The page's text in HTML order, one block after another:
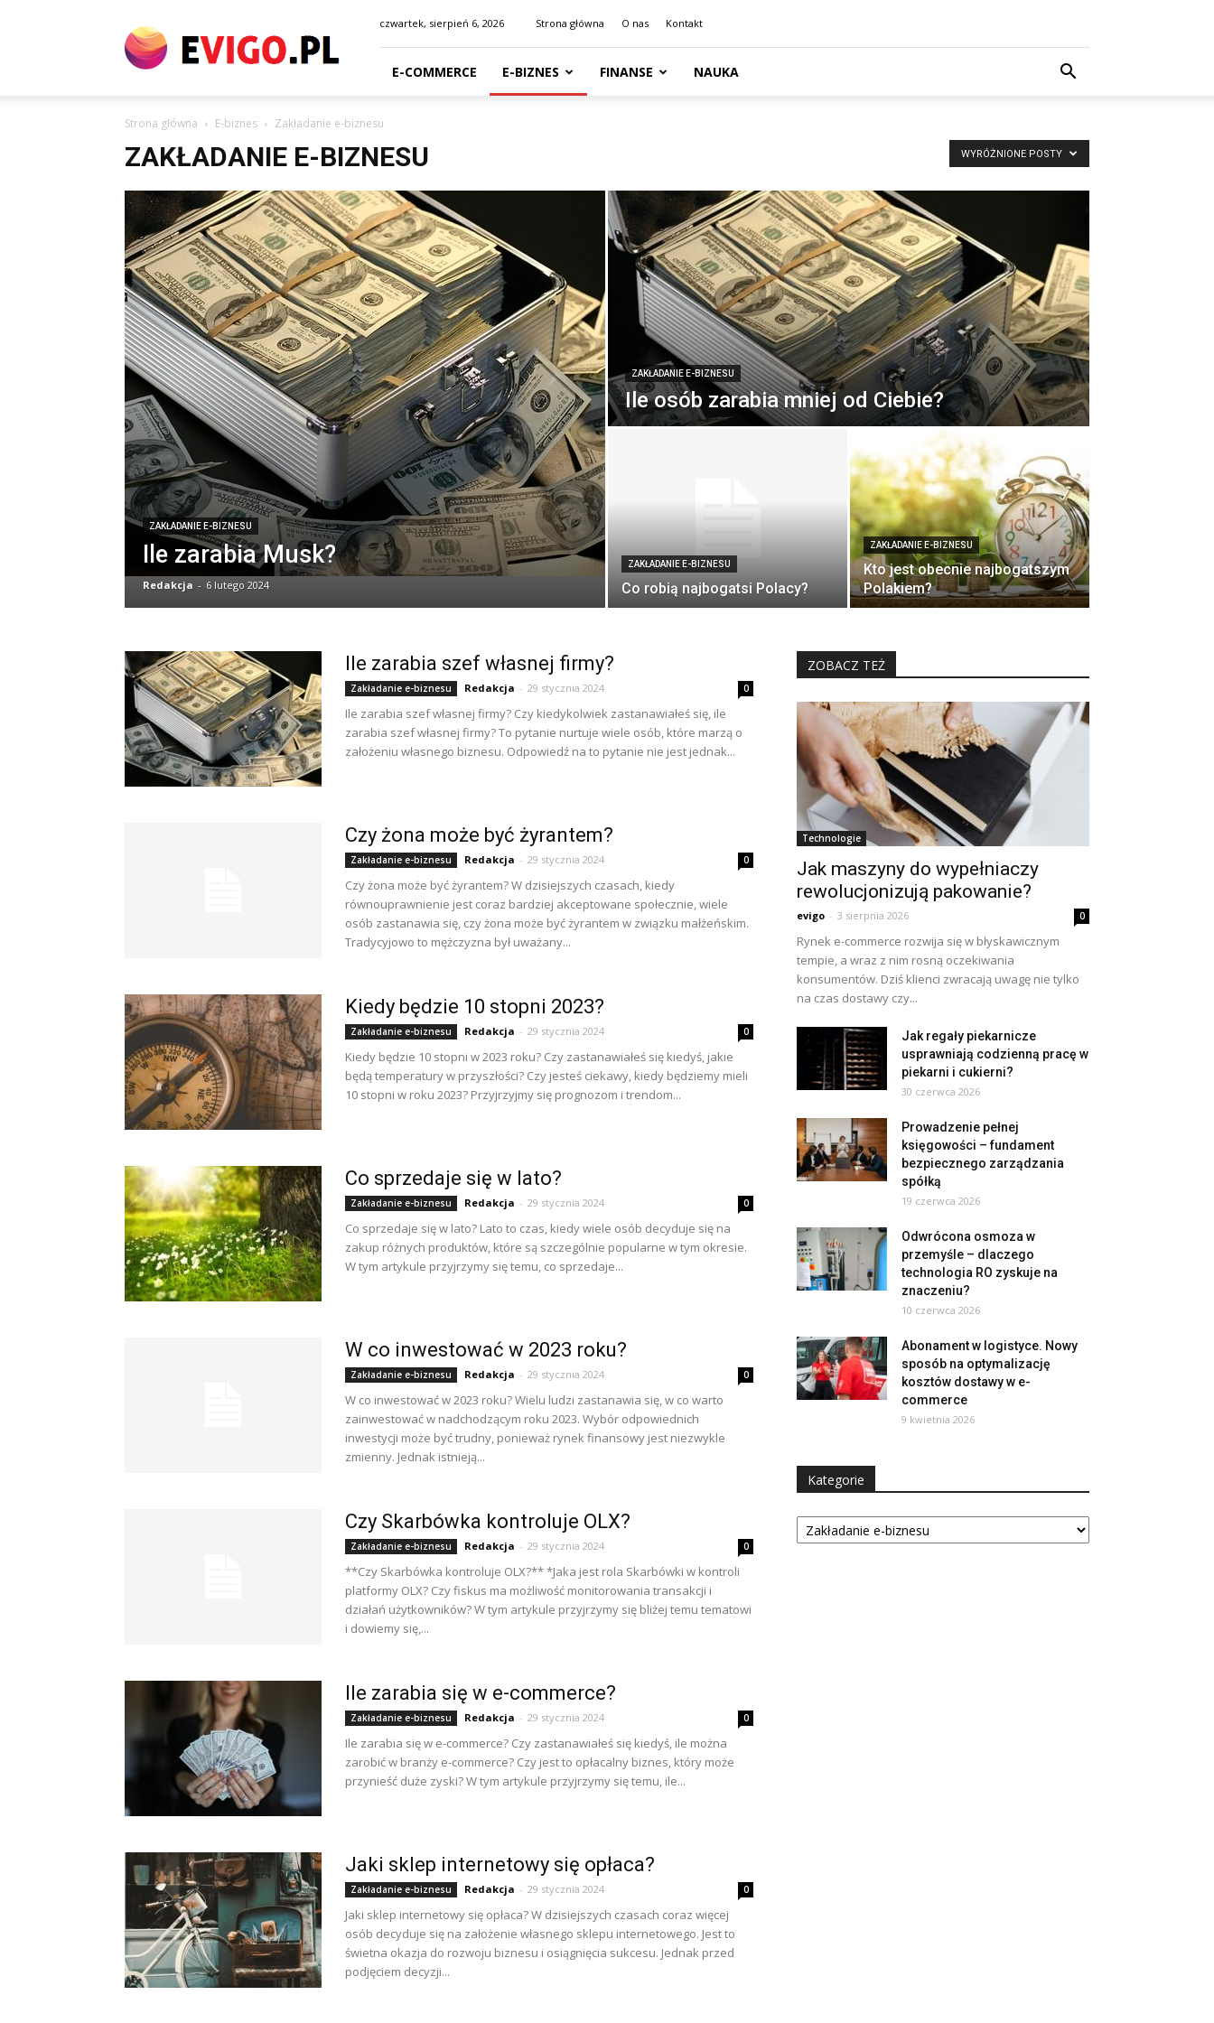
czwartek, sierpień 6, 2026 Strona główna O nas Kontakt
E-COMMERCE E-BIZNES FINANSE NAUKA
Strona główna E-biznes Zakładanie e-biznesu
ZAKŁADANIE E-BIZNESU WYRÓŻNIONE POSTY
ZAKŁADANIE E-BIZNESU
Ile zarabia Musk?
Redakcja - 6 lutego 2024
ZAKŁADANIE E-BIZNESU
Ile osób zarabia mniej od Ciebie?
ZAKŁADANIE E-BIZNESU
Co robią najbogatsi Polacy?
ZAKŁADANIE E-BIZNESU
Kto jest obecnie najbogatszym
Polakiem?
Ile zarabia szef własnej firmy?
Zakładanie e-biznesu Redakcja - 29 stycznia 2024 0
Ile zarabia szef własnej firmy? Czy kiedykolwiek zastanawiałeś się, ile
zarabia szef własnej firmy? To pytanie nurtuje wiele osób, które marzą o
założeniu własnego biznesu. Odpowiedź na to pytanie nie jest jednak...
Czy żona może być żyrantem?
Zakładanie e-biznesu Redakcja - 29 stycznia 2024 0
Czy żona może być żyrantem? W dzisiejszych czasach, kiedy
równouprawnienie jest coraz bardziej akceptowane społecznie, wiele
osób zastanawia się, czy żona może być żyrantem w związku małżeńskim.
Tradycyjowo to mężczyzna był uważany...
Kiedy będzie 10 stopni 2023?
Zakładanie e-biznesu Redakcja - 29 stycznia 2024 0
Kiedy będzie 10 stopni w 2023 roku? Czy zastanawiałeś się kiedyś, jakie
będą temperatury w przyszłości? Czy jesteś ciekawy, kiedy będziemy mieli
10 stopni w roku 2023? Przyjrzyjmy się prognozom i trendom...
Co sprzedaje się w lato?
Zakładanie e-biznesu Redakcja - 29 stycznia 2024 0
Co sprzedaje się w lato? Lato to czas, kiedy wiele osób decyduje się na
zakup różnych produktów, które są szczególnie popularne w tym okresie.
W tym artykule przyjrzymy się temu, co sprzedaje...
W co inwestować w 2023 roku?
Zakładanie e-biznesu Redakcja - 29 stycznia 2024 0
W co inwestować w 2023 roku? Wielu ludzi zastanawia się, w co warto
zainwestować w nadchodzącym roku 2023. Wybór odpowiednich
inwestycji może być trudny, ponieważ rynek finansowy jest niezwykle
zmienny. Jednak istnieją...
Czy Skarbówka kontroluje OLX?
Zakładanie e-biznesu Redakcja - 29 stycznia 2024 0
**Czy Skarbówka kontroluje OLX?** *Jaka jest rola Skarbówki w kontroli
platformy OLX? Czy fiskus ma możliwość monitorowania transakcji i
działań użytkowników? W tym artykule przyjrzymy się bliżej temu tematowi
i dowiemy się,...
Ile zarabia się w e-commerce?
Zakładanie e-biznesu Redakcja - 29 stycznia 2024 0
Ile zarabia się w e-commerce? Czy zastanawiałeś się kiedyś, ile można
zarobić w branży e-commerce? Czy jest to opłacalny biznes, który może
przynieść duże zyski? W tym artykule przyjrzymy się temu, ile...
Jaki sklep internetowy się opłaca?
Zakładanie e-biznesu Redakcja - 29 stycznia 2024 0
Jaki sklep internetowy się opłaca? W dzisiejszych czasach coraz więcej
osób decyduje się na założenie własnego sklepu internetowego. Jest to
świetna okazja do rozwoju biznesu i osiągnięcia sukcesu. Jednak przed
podjęciem decyzji...
ZOBACZ TEŻ
Technologie
Jak maszyny do wypełniaczy
rewolucjonizują pakowanie?
evigo - 3 sierpnia 2026 0
Rynek e-commerce rozwija się w błyskawicznym
tempie, a wraz z nim rosną oczekiwania
konsumentów. Dziś klienci zwracają uwagę nie tylko
na czas dostawy czy...
Jak regały piekarnicze
usprawniają codzienną pracę w
piekarni i cukierni?
30 czerwca 2026
Prowadzenie pełnej
księgowości – fundament
bezpiecznego zarządzania
spółką
19 czerwca 2026
Odwrócona osmoza w
przemyśle – dlaczego
technologia RO zyskuje na
znaczeniu?
10 czerwca 2026
Abonament w logistyce. Nowy
sposób na optymalizację
kosztów dostawy w e-
commerce
9 kwietnia 2026
Kategorie
Kategorie